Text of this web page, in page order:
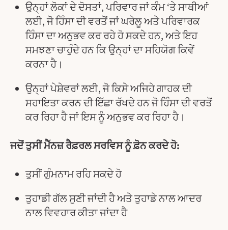
ਉਨ੍ਹਾਂ ਲੋਕਾਂ ਦੇ ਦੋਸਤਾਂ, ਪਰਿਵਾਰ ਜਾਂ ਕੰਮ ‘ਤੇ ਸਾਥੀਆਂ
ਲਈ, ਜੋ ਹਿੰਸਾ ਦੀ ਵਰਤੋਂ ਜਾਂ ਘਰੇਲੂ ਅਤੇ ਪਰਿਵਾਰਕ
ਹਿੰਸਾ ਦਾ ਅਨੁਭਵ ਕਰ ਰਹੇ ਹੋ ਸਕਦੇ ਹਨ, ਅਤੇ ਇਹ
ਸਮਝਣਾ ਚਾਹੁੰਦੇ ਹਨ ਕਿ ਉਨ੍ਹਾਂ ਦਾ ਸਹਿਯੋਗ ਕਿਵੇਂ
ਕਰਨਾ ਹੈ।
ਉਨ੍ਹਾਂ ਪੇਸ਼ੇਵਰਾਂ ਲਈ, ਜੋ ਕਿਸੇ ਅਜਿਹੇ ਗਾਹਕ ਦੀ
ਸਹਾਇਤਾ ਕਰਨ ਦੀ ਇੱਛਾ ਰੱਖਦੇ ਹਨ ਜੋ ਹਿੰਸਾ ਦੀ ਵਰਤੋਂ
ਕਰ ਰਿਹਾ ਹੈ ਜਾਂ ਇਸ ਨੂੰ ਅਨੁਭਵ ਕਰ ਰਿਹਾ ਹੈ।
ਜਦੋਂ ਤੁਸੀਂ ਮੈੱਨਜ਼ ਰੈਫ਼ਰਲ ਸਰਵਿਸ ਨੂੰ ਫ਼ੋਨ ਕਰਦੇ ਹੋ:
ਤੁਸੀਂ ਗੁੰਮਨਾਮ ਰਹਿ ਸਕਦੇ ਹੋ
ਤੁਹਾਡੀ ਗੱਲ ਸੁਣੀ ਜਾਂਦੀ ਹੈ ਅਤੇ ਤੁਹਾਡੇ ਨਾਲ ਆਦਰ
ਨਾਲ ਵਿਵਹਾਰ ਕੀਤਾ ਜਾਂਦਾ ਹੈ